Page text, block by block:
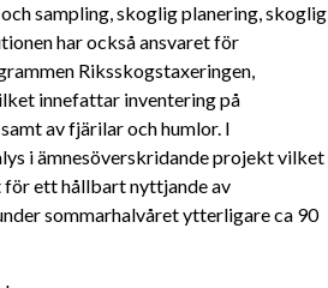
sampling, skoglig planering, skoglig
har också ansvaret för
Riksskogstaxeringen,
innefattar inventering på
av fjärilar och humlor. I
i ämnesöverskridande projekt vilket
ett hållbart nyttjande av
sommarhalvåret ytterligare ca 90